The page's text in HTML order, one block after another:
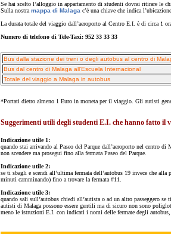
Se hai scelto l’alloggio in appartamento di studenti dovrai ritirare le
Sulla nostra mappa di Malaga c’è una chiave che indica
La durata totale del viaggio dall’aeroporto al Centro E.I. è di circa 1
Numero di telefono di Tele-Taxi: 952 33 33 33
Bus dalla stazione dei treni o degli autobus al centro di
Bus dal centro di Malaga all’Escuela Internacional
Totale del viaggio a Malaga in autobus
*Portati dietro almeno 1 Euro in moneta per il viaggio. Gli autisti
Suggerimenti utili degli studenti E.I. che hanno fatto il
Indicazione utile 1:
quando stai arrivando al Paseo del Parque dall’aeroporto nel centro
non scendere ma prosegui fino alla fermata Paseo del Parque.
Indicazione utile 2:
se ti sbagli e scendi all’ultima fermata dell’autobus 19 invece che
minuti camminando) fino a trovare la fermata #11.
Indicazione utile 3:
quando sali sull’autobus chiedi all’autista o ad un altro passeggero
autisti di Malaga possono essere gentili ma di sicuro non sono
meno le istruzioni E.I. con indicati i nomi delle fermate degli